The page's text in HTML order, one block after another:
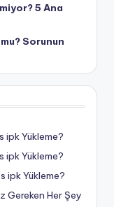
5 Ana
Sorunun
ipk Yükleme?
ipk Yükleme?
ipk Yükleme?
Gereken Her Şey